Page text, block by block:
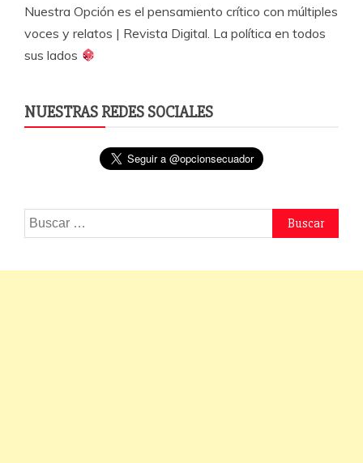
Nuestra Opción es el pensamiento crítico con múltiples
voces y relatos | Revista Digital. La política en todos
sus lados
NUESTRAS REDES SOCIALES
Buscar: